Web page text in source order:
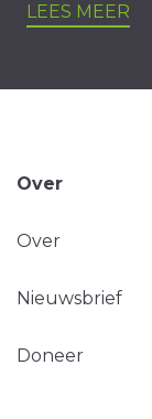
LEES MEER
Over
Over
Nieuwsbrief
Doneer